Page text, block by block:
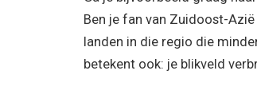
Ben je fan van Zuidoost-
landen in die regio die
betekent ook: je blikveld